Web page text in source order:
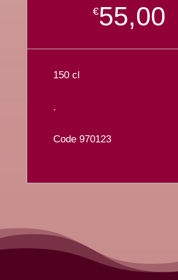
€55,00
150 cl
.
Code 970123